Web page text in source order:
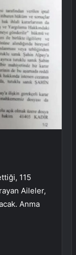
115
Aileler,
Anma